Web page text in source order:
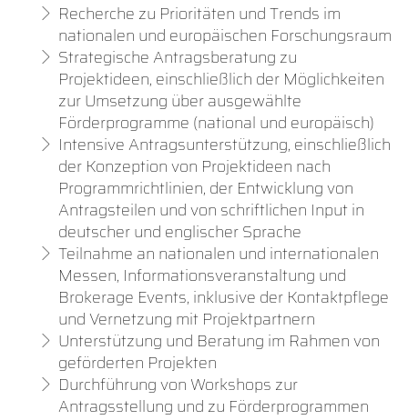
Recherche zu Prioritäten und Trends im
nationalen und europäischen Forschungsraum
Strategische Antragsberatung zu
Projektideen, einschließlich der Möglichkeiten
zur Umsetzung über ausgewählte
Förderprogramme (national und europäisch)
Intensive Antragsunterstützung, einschließlich
der Konzeption von Projektideen nach
Programmrichtlinien, der Entwicklung von
Antragsteilen und von schriftlichen Input in
deutscher und englischer Sprache
Teilnahme an nationalen und internationalen
Messen, Informationsveranstaltung und
Brokerage Events, inklusive der Kontaktpflege
und Vernetzung mit Projektpartnern
Unterstützung und Beratung im Rahmen von
geförderten Projekten
Durchführung von Workshops zur
Antragsstellung und zu Förderprogrammen